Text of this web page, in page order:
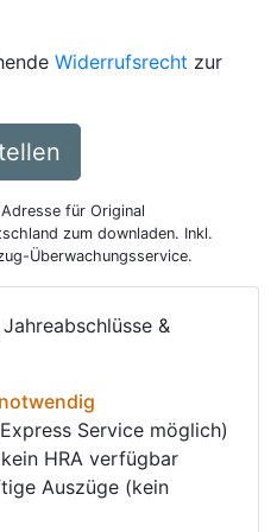
Widerrufsrecht zur
für Original
zum downladen. Inkl.
Überwachungsservice.
&
Service möglich)
HRA verfügbar
Auszüge (kein